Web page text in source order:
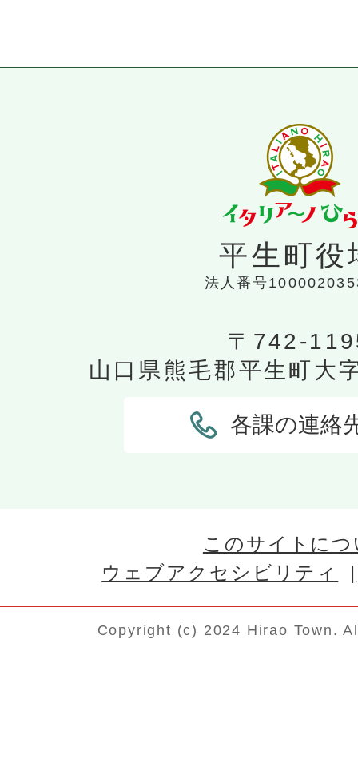
平生町役
法人番号
〒742-
山口県熊毛郡平生町大
各課の連絡
このサイトに
ウェブアクセシビリティ
Copyright (c) 2024 Hirao Town.